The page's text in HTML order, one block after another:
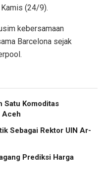
(24/9).
kebersamaan
Barcelona sejak
Satu Komoditas
Aceh
Sebagai Rektor UIN Ar-
Prediksi Harga